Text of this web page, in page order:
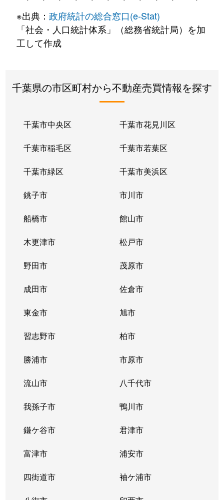
※出典： 政府統計の総合窓口(e-Stat)
「社会・人口統計体系」（総務省統計局）を加
工して作成
千葉県の市区町村から不動産売買情報を探す
千葉市中央区 千葉市花見川区
千葉市稲毛区 千葉市若葉区
千葉市緑区 千葉市美浜区
銚子市 市川市
船橋市 館山市
木更津市 松戸市
野田市 茂原市
成田市 佐倉市
東金市 旭市
習志野市 柏市
勝浦市 市原市
流山市 八千代市
我孫子市 鴨川市
鎌ケ谷市 君津市
富津市 浦安市
四街道市 袖ケ浦市